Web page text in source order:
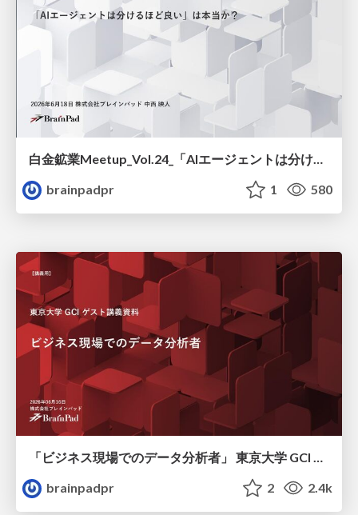
白金鉱業Meetup_Vol.24_「AIエージェントは分けるほど良い」は本当か？ / Is it true that “the more you divide AI agents, the better”?
brainpadpr
1 580
brainpadpr
2 2.4k